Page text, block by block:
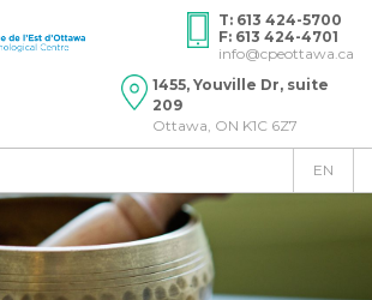
T: 613 424-5700
F: 613 424-4701
info@cpeottawa.ca
1455, Youville Dr, suite
209
Ottawa, ON K1C 6Z7
EN